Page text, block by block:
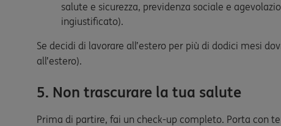
salute e sicurezza, previdenza sociale e
ingiustificato).
Se decidi di lavorare all’estero per più di dodici mesi
all’estero).
5. Non trascurare la tua salute
Prima di partire, fai un check-up completo. Porta con